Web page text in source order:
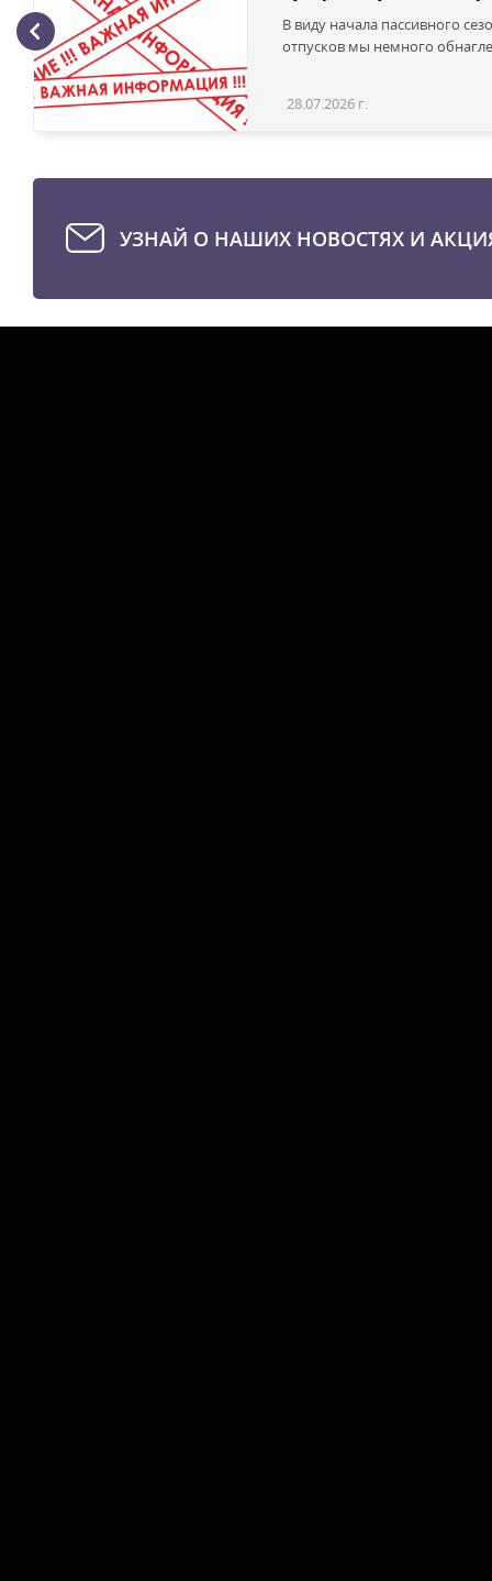
В виду начала пассивного
отпусков мы немного
28.07.2026 г.
УЗНАЙ О НАШИХ НОВОСТЯХ И